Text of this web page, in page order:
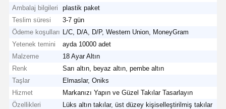
Ambalaj bilgileri
plastik paket
Teslim süresi
3-7 gün
Ödeme koşulları
L/C, D/A, D/P, Western Union, MoneyGram
Yetenek temini
ayda 10000 adet
Malzeme
18 Ayar Altın
Renk
Sarı altın, beyaz altın, pembe altın
Taşlar
Elmaslar, Oniks
Hizmet
Markanızı Yapın ve Güzel Takılar Tasarlayın
Özellikleri
Lüks altın takılar, üst düzey kişiselleştirilmiş takılar